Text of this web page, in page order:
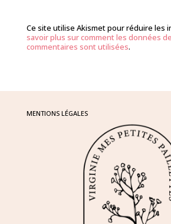
Ce site utilise Akismet pour réduire les
savoir plus sur comment les données
commentaires sont utilisées.
MENTIONS LÉGALES